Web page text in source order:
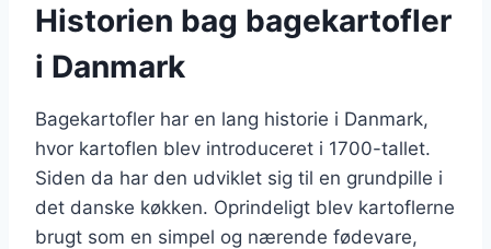
Historien bag bagekartofler
i Danmark
Bagekartofler har en lang historie i Danmark,
hvor kartoflen blev introduceret i 1700-tallet.
Siden da har den udviklet sig til en grundpille i
det danske køkken. Oprindeligt blev kartoflerne
brugt som en simpel og nærende fødevare,